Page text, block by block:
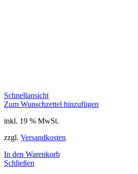
Schnellansicht
Zum Wunschzettel hinzufügen
inkl. 19 % MwSt.
zzgl. Versandkosten
In den Warenkorb
Schließen